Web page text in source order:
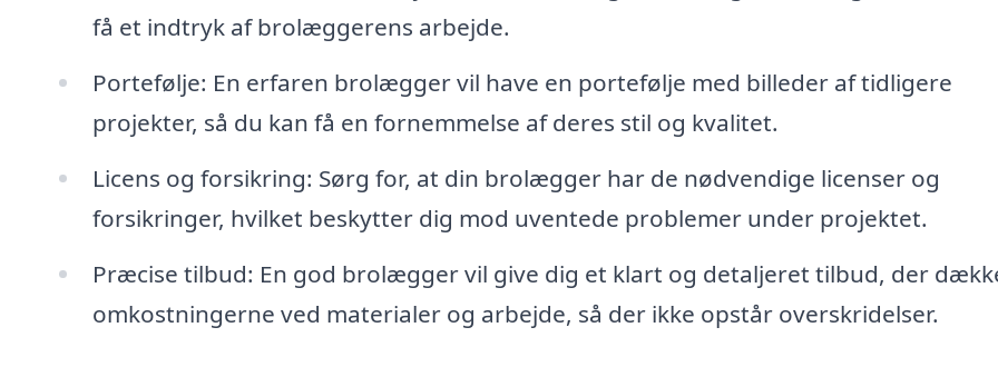
få et indtryk af brolæggerens arbejde.
Portefølje: En erfaren brolægger vil have en portefølje med billeder af tidligere
projekter, så du kan få en fornemmelse af deres stil og kvalitet.
Licens og forsikring: Sørg for, at din brolægger har de nødvendige licenser og
forsikringer, hvilket beskytter dig mod uventede problemer under projektet.
Præcise tilbud: En god brolægger vil give dig et klart og detaljeret tilbud, der
omkostningerne ved materialer og arbejde, så der ikke opstår overskridelser.